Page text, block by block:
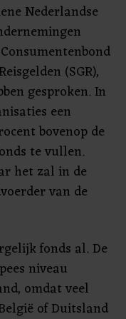
Nederlandse
(SGR),
gesproken. In
een
bovenop de
te vullen.
het zal in de
van de
fonds al. De
niveau
omdat veel
of Duitsland